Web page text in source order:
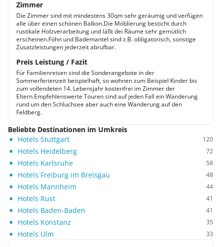
Zimmer
Die Zimmer sind mit mindestens 30qm sehr geräumig und verfügen
alle über einen schönen Balkon.Die Möblierung besticht durch
rustikale Holzverarbeitung und läßt dei Räume sehr gemütlich
erscheinen.Föhn und Bademantel sind z.B. obligatorisch, sonstige
Zusatzleistungen jederzeit abrufbar.
Preis Leistung / Fazit
Für Familienreisen sind die Sonderangebote in der
Sommerferienzeit beispielhaft, so wohnen zum Beispiel Kinder bis
zum vollendeten 14. Lebensjahr kostenfrei im Zimmer der
Eltern.Empfehlenswerte Touren sind auf jeden Fall ein Wanderung
rund um den Schluchsee aber auch eine Wanderung auf den
Feldberg.
Beliebte Destinationen im Umkreis
Hotels Stuttgart
120
Hotels Heidelberg 72
Hotels Karlsruhe 58
Hotels Freiburg im Breisgau 48
Hotels Mannheim 44
Hotels Rust 41
Hotels Baden-Baden 41
Hotels Konstanz 35
Hotels Ulm 33